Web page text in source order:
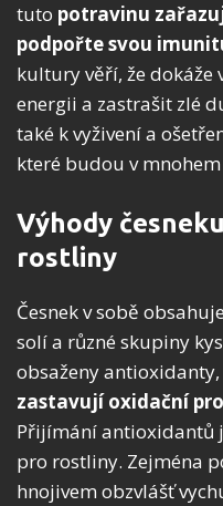
tuto potravinu
podpořte svou
kultury věří, že dokáže
energii a zastrašit zlé
také k vyživení a
které budou v
Výhody
rostliny
Česnek v sobě
solí a různé skupiny
obsaženy antioxidanty,
zastavují oxidační
Přijímání antioxidantů
pro rostliny. Zejména
hnojivem obzvlášť